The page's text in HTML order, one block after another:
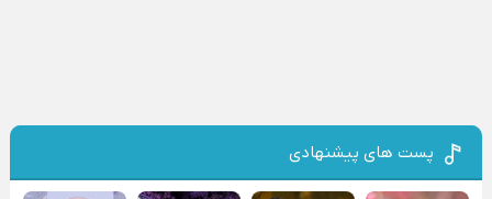
پست های پیشنهادی